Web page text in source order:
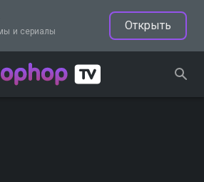
и сериалы
Открыть